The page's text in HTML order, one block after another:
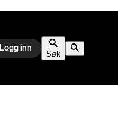
Logg inn
Søk